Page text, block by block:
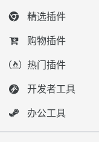
精选插件
购物插件
热门插件
开发者工具
办公工具